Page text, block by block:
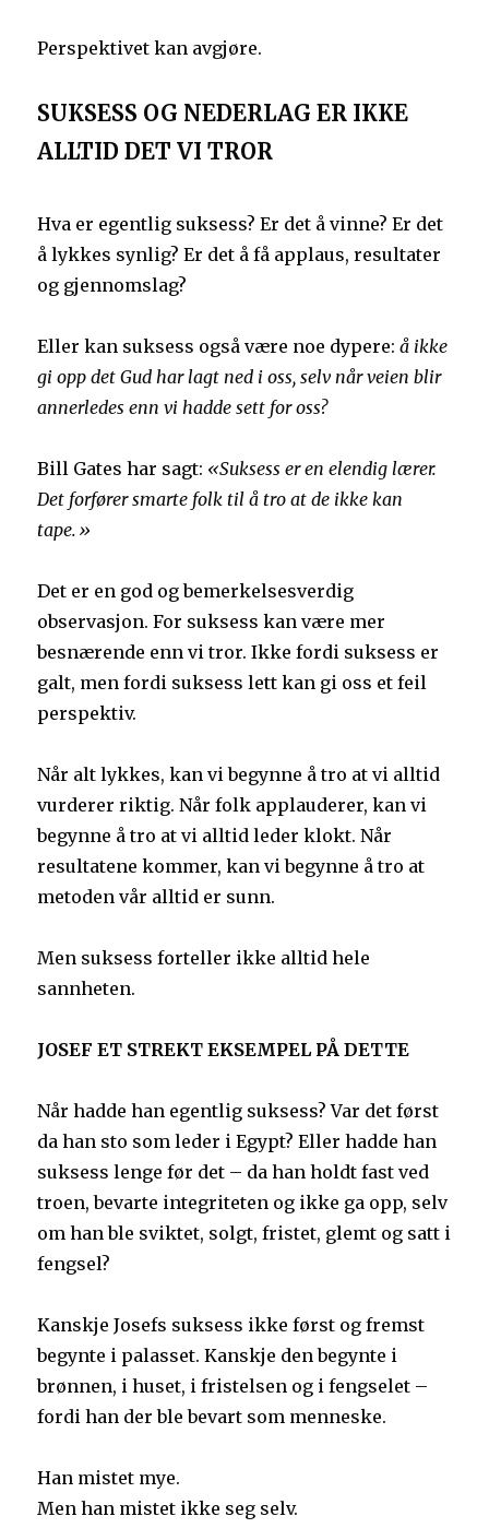
Perspektivet kan avgjøre.
SUKSESS OG NEDERLAG ER IKKE
ALLTID DET VI TROR
Hva er egentlig suksess? Er det å vinne? Er det
å lykkes synlig? Er det å få applaus, resultater
og gjennomslag?
Eller kan suksess også være noe dypere:å ikke
gi opp det Gud har lagt ned i oss, selv når veien blir
annerledes enn vi hadde sett for oss?
Bill Gates har sagt: «Suksess er en elendig lærer.
Det forfører smarte folk til å tro at de ikke kan
tape.»
Det er en god og bemerkelsesverdig
observasjon. For suksess kan være mer
besnærende enn vi tror. Ikke fordi suksess er
galt, men fordi suksess lett kan gi oss et feil
perspektiv.
Når alt lykkes, kan vi begynne å tro at vi alltid
vurderer riktig. Når folk applauderer, kan vi
begynne å tro at vi alltid leder klokt. Når
resultatene kommer, kan vi begynne å tro at
metoden vår alltid er sunn.
Men suksess forteller ikke alltid hele
sannheten.
JOSEF ET STREKT EKSEMPEL PÅ DETTE
Når hadde han egentlig suksess? Var det først
da han sto som leder i Egypt? Eller hadde han
suksess lenge før det – da han holdt fast ved
troen, bevarte integriteten og ikke ga opp, selv
om han ble sviktet, solgt, fristet, glemt og satt i
fengsel?
Kanskje Josefs suksess ikke først og fremst
begynte i palasset. Kanskje den begynte i
brønnen, i huset, i fristelsen og i fengselet –
fordi han der ble bevart som menneske.
Han mistet mye.
Men han mistet ikke seg selv.